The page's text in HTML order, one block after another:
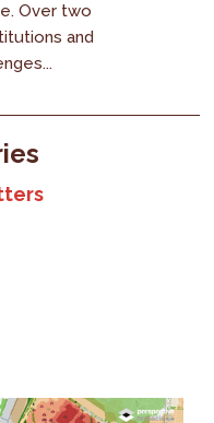
Over two
and